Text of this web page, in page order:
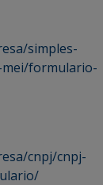
simples-
mei/formulario-
cnpj/cnpj-